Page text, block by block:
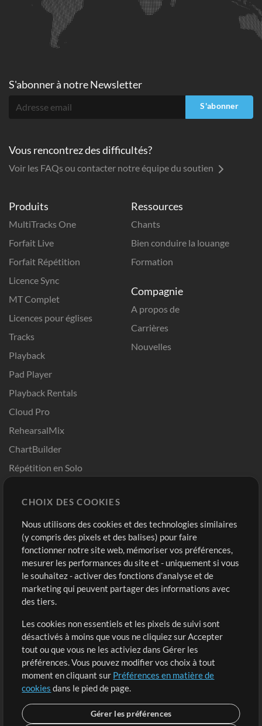
Produits
MultiTracks One
Forfait Live
Forfait Répétition
Licence Sync
MT Complet
Licences pour églises
Tracks
Playback
Pad Player
Playback Rentals
Cloud Pro
RehearsalMix
ChartBuilder
Répétition en Solo
Modèles ProPresenter
Sons
Ressources
Chants
Bien conduire la louange
Formation
Compagnie
A propos de
Carrières
Nouvelles
Boutique
Acheter des crédits
Contenu gratuit
Demander les pistes
Extras
Sessions
Soumettre votre contenu
Listes de lecture
Conférence MT
Compte
Connexion
S'inscrire
S'abonner à notre Newsletter
S'abonner
Vous rencontrez des difficultés?
Voir les FAQs ou contacter notre équipe du soutien
CHOIX DES COOKIES
Nous utilisons des cookies et des technologies similaires
(y compris des pixels et des balises) pour faire
fonctionner notre site web, mémoriser vos préférences,
mesurer les performances du site et - uniquement si vous
le souhaitez - activer des fonctions d'analyse et de
marketing qui peuvent partager des informations avec
des tiers.
Les cookies non essentiels et les pixels de suivi sont
désactivés à moins que vous ne cliquiez sur Accepter
tout ou que vous ne les activiez dans Gérer les
préférences. Vous pouvez modifier vos choix à tout
moment en cliquant sur Préférences en matière de
cookies dans le pied de page.
Gérer les préférences